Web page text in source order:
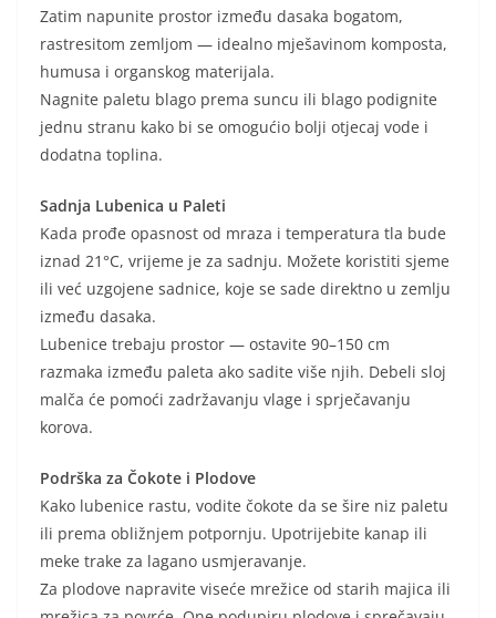
Zatim napunite prostor između dasaka bogatom,
rastresitom zemljom — idealno mješavinom komposta,
humusa i organskog materijala.
Nagnite paletu blago prema suncu ili blago podignite
jednu stranu kako bi se omogućio bolji otjecaj vode i
dodatna toplina.
Sadnja Lubenica u Paleti
Kada prođe opasnost od mraza i temperatura tla bude
iznad 21°C, vrijeme je za sadnju. Možete koristiti sjeme
ili već uzgojene sadnice, koje se sade direktno u zemlju
između dasaka.
Lubenice trebaju prostor — ostavite 90–150 cm
razmaka između paleta ako sadite više njih. Debeli sloj
malča će pomoći zadržavanju vlage i sprječavanju
korova.
Podrška za Čokote i Plodove
Kako lubenice rastu, vodite čokote da se šire niz paletu
ili prema obližnjem potpornju. Upotrijebite kanap ili
meke trake za lagano usmjeravanje.
Za plodove napravite viseće mrežice od starih majica ili